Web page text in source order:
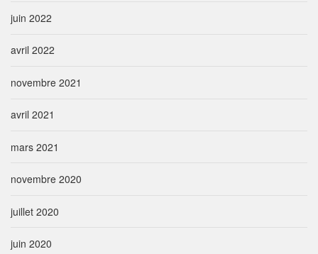
juin 2022
avril 2022
novembre 2021
avril 2021
mars 2021
novembre 2020
juillet 2020
juin 2020